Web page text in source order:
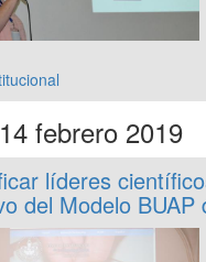
febrero 2019
líderes
del Modelo